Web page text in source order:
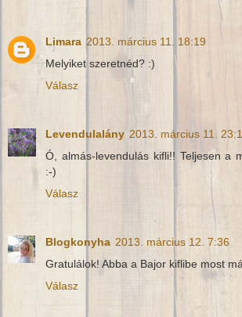
Limara 2013. március 11. 18:19
Melyiket szeretnéd? :)
Válasz
Levendulalány 2013. március 11.
Ó, almás-levendulás kifli!! Teljesen a
:-)
Válasz
Blogkonyha 2013. március 12. 7:36
Gratulálok! Abba a Bajor kiflibe most
Válasz